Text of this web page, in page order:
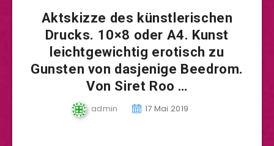
Aktskizze des künstlerischen
Drucks. 10×8 oder A4. Kunst
leichtgewichtig erotisch zu
Gunsten von dasjenige Beedrom.
Von Siret Roo …
admin 17 Mai 2019